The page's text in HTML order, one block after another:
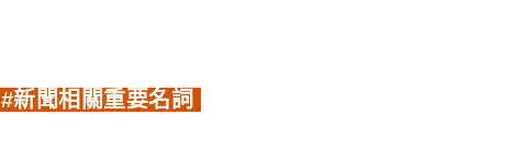
#新聞相關重要名詞